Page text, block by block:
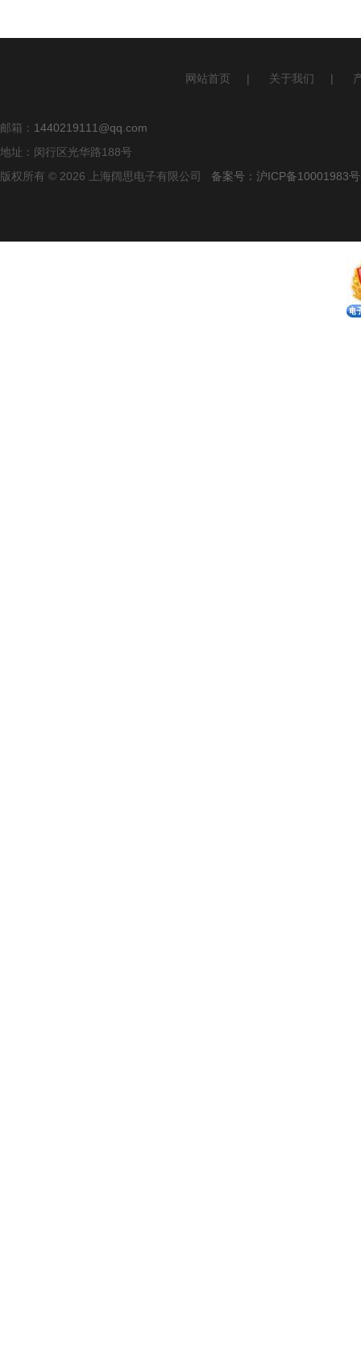
网站首页 | 关于我们 |
邮箱： 1440219111@qq.com
地址：闵行区光华路188号
版权所有 © 2026 上海阔思电子有限公司 备案号：沪ICP备10001983